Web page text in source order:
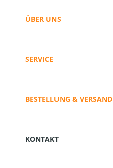
ÜBER UNS
SERVICE
BESTELLUNG & VERSAND
KONTAKT